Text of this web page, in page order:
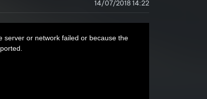
14/07/2018 14:22
server or network failed or because the